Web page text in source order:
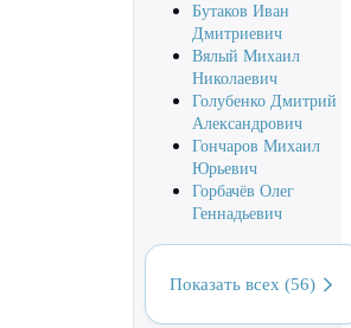
Бутаков Иван
Дмитриевич
Вялый Михаил
Николаевич
Голубенко Дмитрий
Александрович
Гончаров Михаил
Юрьевич
Горбачёв Олег
Геннадьевич
Показать всех (56)